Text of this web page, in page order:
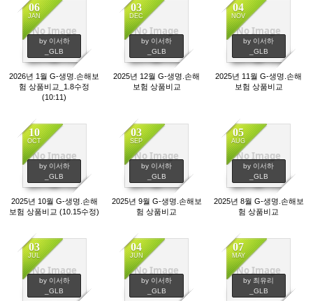
No Image
06
JAN
by 이서하
_GLB
1351
2026년 1월 G-생명.손해보
험 상품비교_1.8수정
(10:11)
No Image
03
DEC
by 이서하
_GLB
1103
2025년 12월 G-생명.손해
보험 상품비교
No Image
04
NOV
by 이서하
_GLB
997
2025년 11월 G-생명.손해
보험 상품비교
No Image
10
OCT
by 이서하
_GLB
1006
2025년 10월 G-생명.손해
보험 상품비교 (10.15수정)
No Image
03
SEP
by 이서하
_GLB
1138
2025년 9월 G-생명.손해보
험 상품비교
No Image
05
AUG
by 이서하
_GLB
1241
2025년 8월 G-생명.손해보
험 상품비교
No Image
03
JUL
by 이서하
_GLB
1250 No Image
04
JUN
by 이서하
_GLB
1397 No Image
07
MAY
by 최유리
_GLB
1453